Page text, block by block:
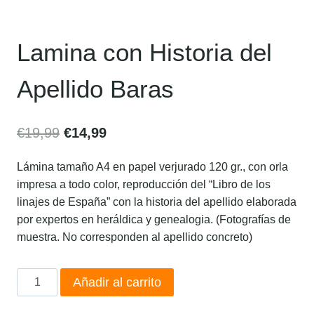
Lamina con Historia del
Apellido Baras
€19,99 €14,99
Lámina tamaño A4 en papel verjurado 120 gr., con orla
impresa a todo color, reproducción del “Libro de los
linajes de España” con la historia del apellido elaborada
por expertos en heráldica y genealogia. (Fotografías de
muestra. No corresponden al apellido concreto)
Añadir al carrito